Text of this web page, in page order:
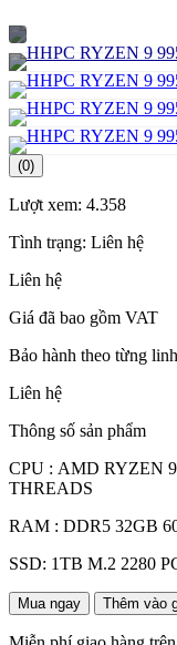
(0)
Lượt xem: 4.358
Tình trạng: Liên hệ
Liên hệ
Giá đã bao gồm VAT
Bảo hành theo từng
Liên hệ
Thông số sản phẩm
CPU : AMD RYZEN 9
THREADS
RAM : DDR5 32GB
SSD: 1TB M.2 2280
Mua ngay Thêm vào